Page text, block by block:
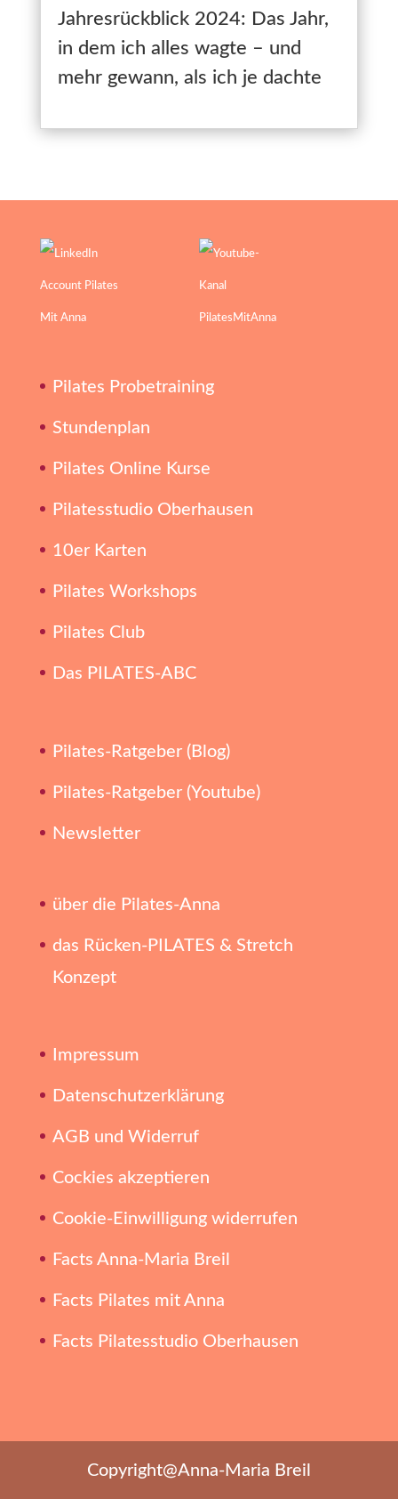
Jahresrückblick 2024: Das Jahr,
in dem ich alles wagte – und
mehr gewann, als ich je dachte
Pilates Probetraining
Stundenplan
Pilates Online Kurse
Pilatesstudio Oberhausen
10er Karten
Pilates Workshops
Pilates Club
Das PILATES-ABC
Pilates-Ratgeber (Blog)
Pilates-Ratgeber (Youtube)
Newsletter
über die Pilates-Anna
das Rücken-PILATES & Stretch
Konzept
Impressum
Datenschutzerklärung
AGB und Widerruf
Cockies akzeptieren
Cookie-Einwilligung widerrufen
Facts Anna-Maria Breil
Facts Pilates mit Anna
Facts Pilatesstudio Oberhausen
Copyright@Anna-Maria Breil